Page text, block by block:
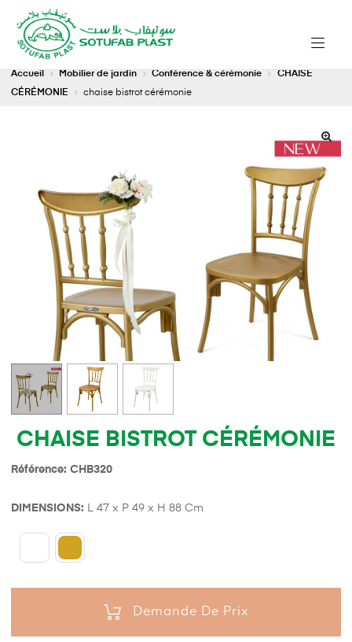
Accueil Mobilier de jardin Conférence & cérémonie
CHAISE
CÉRÉMONIE
chaise bistrot cérémonie
🔍
CHAISE BISTROT CÉRÉMONIE
Référence: CHB320
DIMENSIONS: L 47 x P 49 x H 88 Cm
Demande De Prix